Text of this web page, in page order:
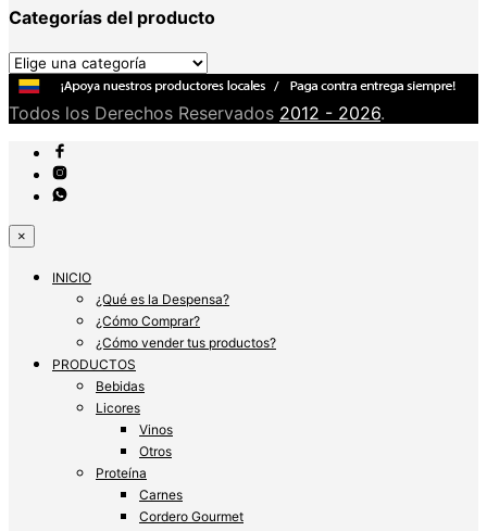
Categorías del producto
Todos los Derechos Reservados 2012 - 2026.
×
INICIO
¿Qué es la Despensa?
¿Cómo Comprar?
¿Cómo vender tus productos?
PRODUCTOS
Bebidas
Licores
Vinos
Otros
Proteína
Carnes
Cordero Gourmet